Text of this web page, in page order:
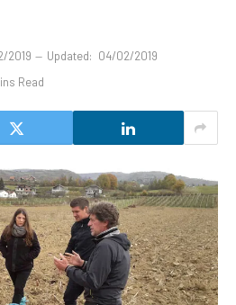
2019 Updated: 04/02/2019
Read